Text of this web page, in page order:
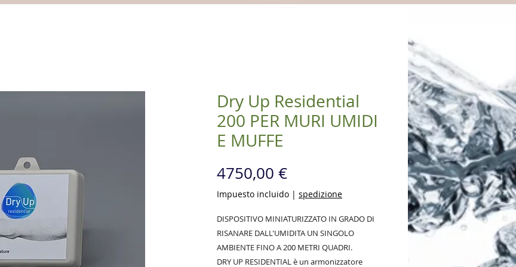
Dry Up Residential
200 PER MURI UMIDI
E MUFFE
4750,00 €Precio
Impuesto incluido | spedizione
DISPOSITIVO MINIATURIZZATO IN GRADO DI
RISANARE DALL'UMIDITA UN SINGOLO
AMBIENTE FINO A 200 METRI QUADRI.
DRY UP RESIDENTIAL è un armonizzatore